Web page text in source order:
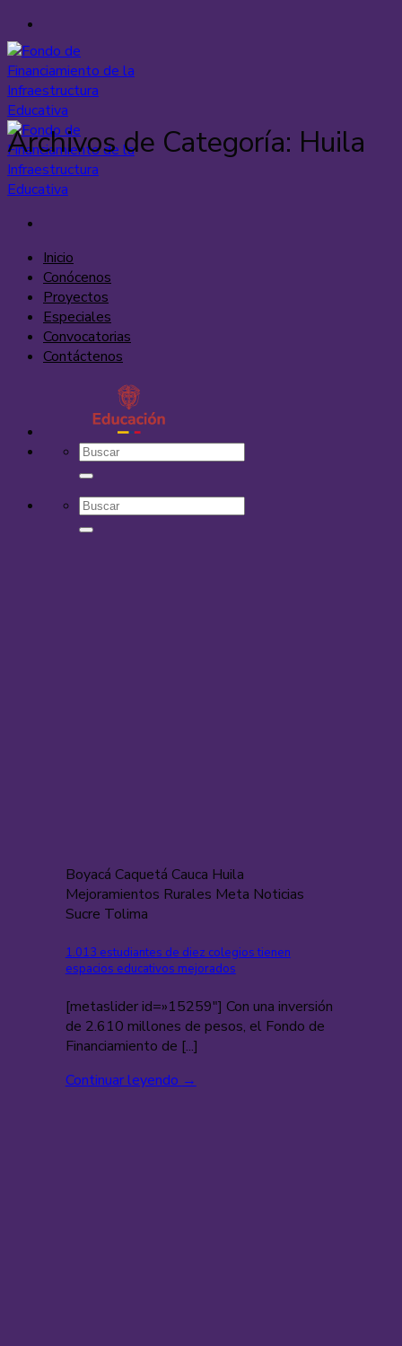
Saltar
al
contenido
Inicio
Conócenos
Proyectos
Especiales
Convocatorias
Contáctenos
Archivos de Categoría: Huila
Boyacá Caquetá Cauca Huila
Mejoramientos Rurales Meta Noticias
Sucre Tolima
1.013 estudiantes de diez colegios tienen
espacios educativos mejorados
[metaslider id=»15259″] Con una inversión
de 2.610 millones de pesos, el Fondo de
Financiamiento de [...]
Continuar leyendo →